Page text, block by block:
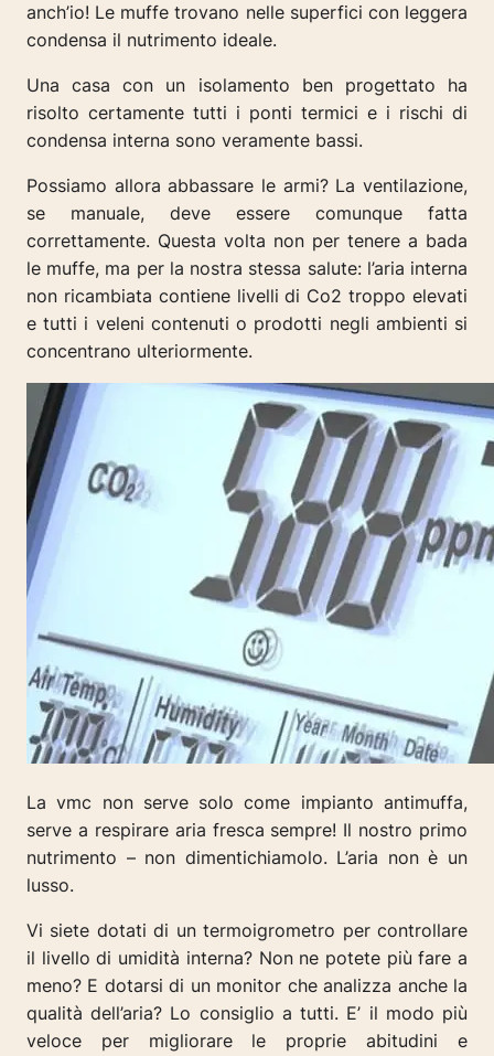
anch’io! Le muffe trovano nelle superfici con leggera
condensa il nutrimento ideale.
Una casa con un isolamento ben progettato ha
risolto certamente tutti i ponti termici e i rischi di
condensa interna sono veramente bassi.
Possiamo allora abbassare le armi? La ventilazione,
se manuale, deve essere comunque fatta
correttamente. Questa volta non per tenere a bada
le muffe, ma per la nostra stessa salute: l’aria interna
non ricambiata contiene livelli di Co2 troppo elevati
e tutti i veleni contenuti o prodotti negli ambienti si
concentrano ulteriormente.
La vmc non serve solo come impianto antimuffa,
serve a respirare aria fresca sempre! Il nostro primo
nutrimento – non dimentichiamolo. L’aria non è un
lusso.
Vi siete dotati di un termoigrometro per controllare
il livello di umidità interna? Non ne potete più fare a
meno? E dotarsi di un monitor che analizza anche la
qualità dell’aria? Lo consiglio a tutti. E’ il modo più
veloce per migliorare le proprie abitudini e